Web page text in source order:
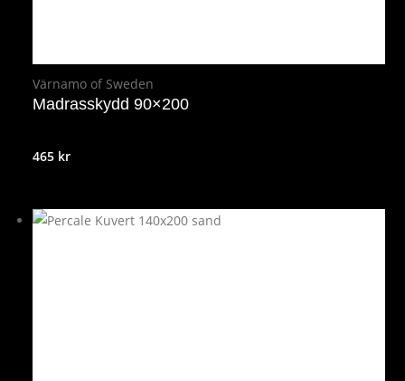
Värnamo of Sweden
Madrasskydd 90×200
465 kr